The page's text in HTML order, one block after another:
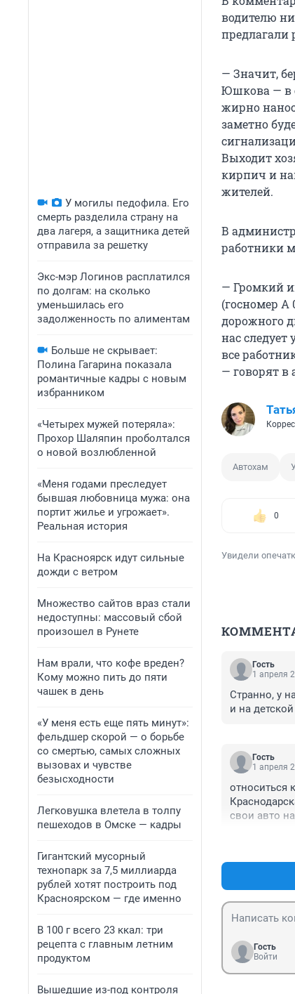
У могилы педофила. Его
смерть разделила страну на
два лагеря, а защитника детей
отправила за решетку
Экс-мэр Логинов расплатился
по долгам: на сколько
уменьшилась его
задолженность по алиментам
Больше не скрывает:
Полина Гагарина показала
романтичные кадры с новым
избранником
«Четырех мужей потеряла»:
Прохор Шаляпин проболтался
о новой возлюбленной
«Меня годами преследует
бывшая любовница мужа: она
портит жилье и угрожает».
Реальная история
На Красноярск идут сильные
дожди с ветром
Множество сайтов враз стали
недоступны: массовый сбой
произошел в Рунете
Нам врали, что кофе вреден?
Кому можно пить до пяти
чашек в день
«У меня есть еще пять минут»:
фельдшер скорой — о борьбе
со смертью, самых сложных
вызовах и чувстве
безысходности
Легковушка влетела в толпу
пешеходов в Омске — кадры
Гигантский мусорный
технопарк за 7,5 миллиарда
рублей хотят построить под
Красноярском — где именно
В 100 г всего 23 ккал: три
рецепта с главным летним
продуктом
Вышедшие из-под контроля
водителю
предлагали
— Значит,
Юшкова — в
жирно
заметно
Выходит
кирпич и
жителей.
В
работники
— Громкий
(госномер
дорожного
нас
все
— говорят в
Автохам
0
Увидели
Гость
1 апреля
Странно, у
и на
Гость
1 апреля
относиться
свои авто
Гость
Войти